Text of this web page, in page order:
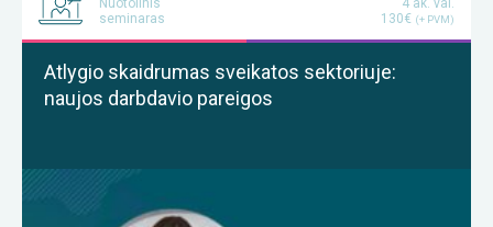
Nuotolinis
seminaras
4 ak. val.
130€ (+ PVM)
Atlygio skaidrumas sveikatos sektoriuje:
naujos darbdavio pareigos